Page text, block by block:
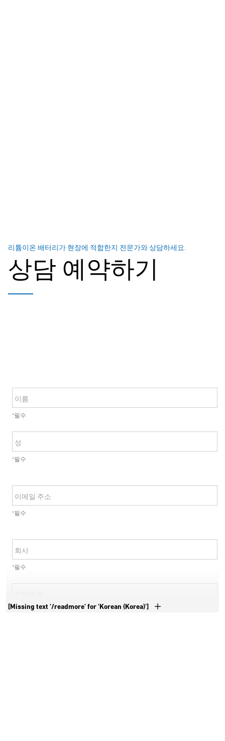
리튬이온 배터리가 현장에 적합한지 전문가와 상담하세요.
상담 예약하기
이름
*필수
성
*필수
이메일 주소
*필수
회사
*필수
*필수
[Missing text '/readmore' for 'Korean (Korea)']